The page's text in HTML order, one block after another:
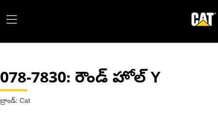
078-7830: రౌండ్ హోల్ Y
బ్రాండ్: Cat